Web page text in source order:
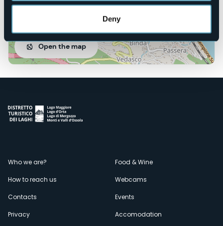
Deny
Open the map
Menù
secondario
Who we are?
How to reach us
Contacts
Privacy
Food & Wine
Webcams
Events
Accomodation